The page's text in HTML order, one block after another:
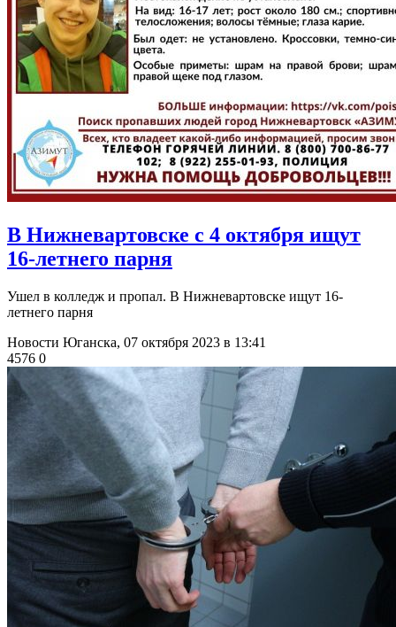
​В Нижневартовске с 4 октября ищут
16-летнего парня
Ушел в колледж и пропал. В Нижневартовске ищут 16-
летнего парня
Новости Юганска, 07 октября 2023 в 13:41
4576 0